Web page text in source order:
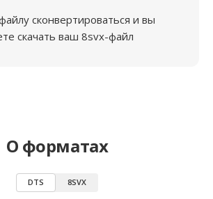
сконвертироваться и вы
скачать ваш 8svx-файл
О форматах
DTS 8SVX